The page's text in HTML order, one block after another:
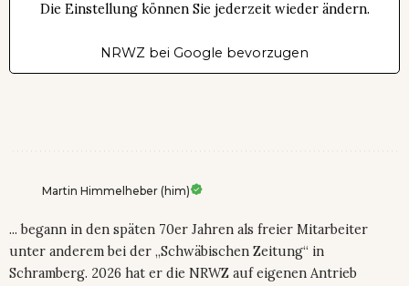
Die Einstellung können Sie jederzeit wieder ändern.
NRWZ bei Google bevorzugen
Martin Himmelheber (him)
... begann in den späten 70er Jahren als freier Mitarbeiter
unter anderem bei der „Schwäbischen Zeitung“ in
Schramberg. 2026 hat er die NRWZ auf eigenen Antrieb